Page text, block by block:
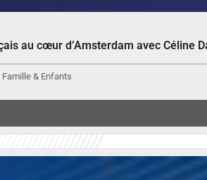
au cœur d’Amsterdam avec Céline
Famille & Enfants